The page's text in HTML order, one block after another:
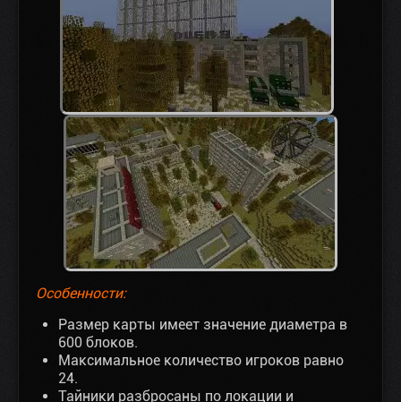
Особенности:
Размер карты имеет значение диаметра в
600 блоков.
Максимальное количество игроков равно
24.
Тайники разбросаны по локации и